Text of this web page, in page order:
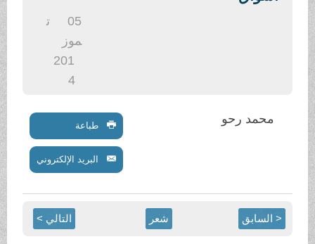
موز
201
محمد رحو طباعة
البريد الإلكتروني
< السابق شعر التالي >